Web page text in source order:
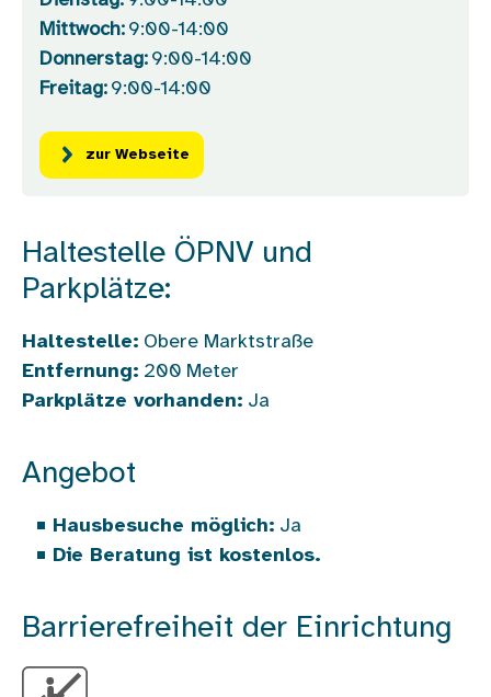
Mittwoch: 9:00-14:00
Donnerstag: 9:00-14:00
Freitag: 9:00-14:00
zur Webseite
Haltestelle ÖPNV und
Parkplätze:
Haltestelle: Obere Marktstraße
Entfernung: 200 Meter
Parkplätze vorhanden: Ja
Angebot
Hausbesuche möglich: Ja
Die Beratung ist kostenlos.
Barrierefreiheit der Einrichtung